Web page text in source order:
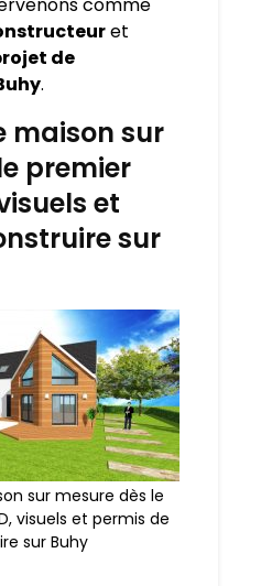
et
de
.
maison sur
premier
et
sur
sur mesure dès le
visuels et permis de
sur Buhy